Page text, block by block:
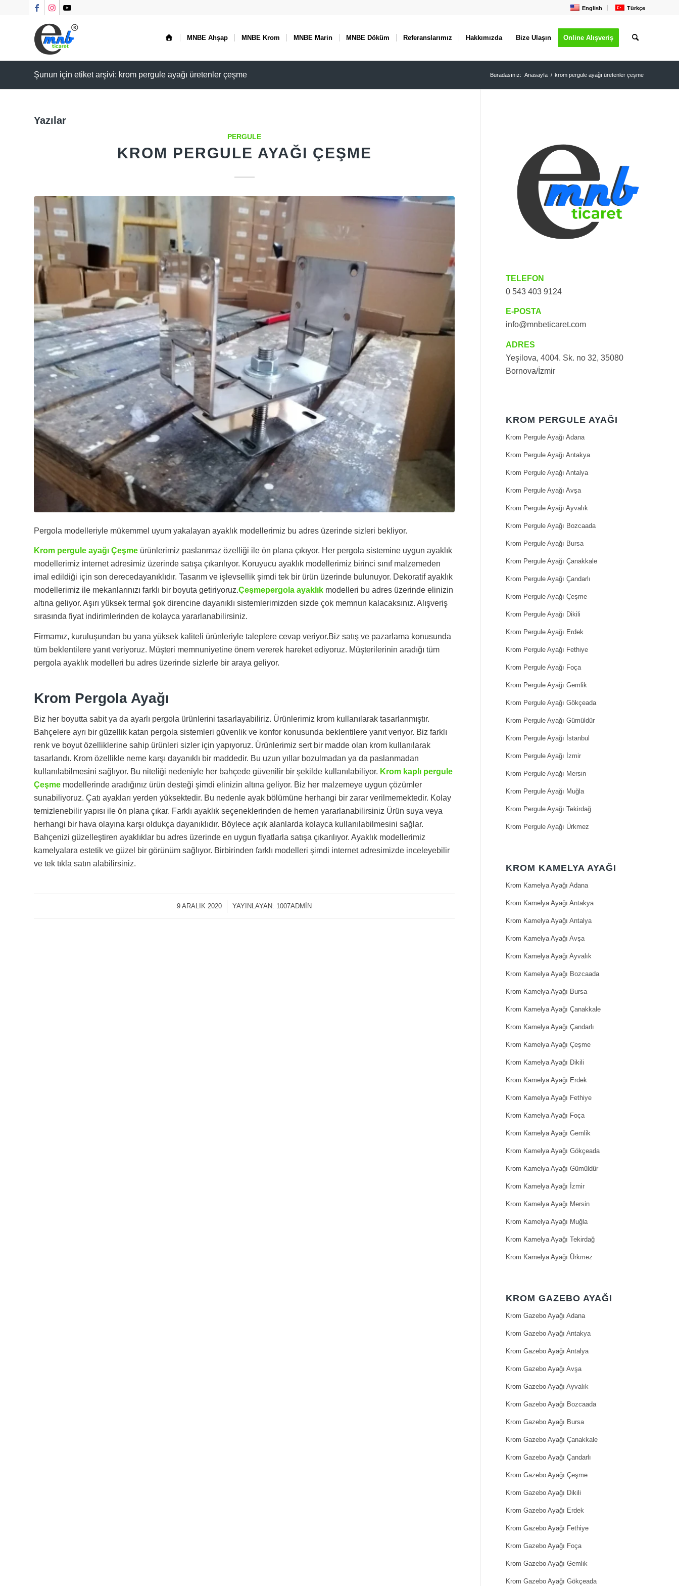
English Türkçe
MNBE Ahşap MNBE Krom MNBE Marin MNBE Döküm Referanslarımız Hakkımızda Bize Ulaşın Online Alışveriş
Şunun için etiket arşivi: krom pergule ayağı üretenler çeşme Buradasınız: Anasayfa / krom pergule ayağı üretenler çeşme
Yazılar
PERGULE
KROM PERGULE AYAĞI ÇEŞME
Pergola modelleriyle mükemmel uyum yakalayan ayaklık modellerimiz bu adres üzerinde sizleri bekliyor.
Krom pergule ayağı Çeşme ürünlerimiz paslanmaz özelliği ile ön plana çıkıyor. Her pergola sistemine uygun ayaklık
modellerimiz internet adresimiz üzerinde satışa çıkarılıyor. Koruyucu ayaklık modellerimiz birinci sınıf malzemeden
imal edildiği için son derecedayanıklıdır. Tasarım ve işlevsellik şimdi tek bir ürün üzerinde bulunuyor. Dekoratif ayaklık
modellerimiz ile mekanlarınızı farklı bir boyuta getiriyoruz.Çeşmepergola ayaklık modelleri bu adres üzerinde elinizin
altına geliyor. Aşırı yüksek termal şok direncine dayanıklı sistemlerimizden sizde çok memnun kalacaksınız. Alışveriş
sırasında fiyat indirimlerinden de kolayca yararlanabilirsiniz.
Firmamız, kuruluşundan bu yana yüksek kaliteli ürünleriyle taleplere cevap veriyor.Biz satış ve pazarlama konusunda
tüm beklentilere yanıt veriyoruz. Müşteri memnuniyetine önem vererek hareket ediyoruz. Müşterilerinin aradığı tüm
pergola ayaklık modelleri bu adres üzerinde sizlerle bir araya geliyor.
Krom Pergola Ayağı
Biz her boyutta sabit ya da ayarlı pergola ürünlerini tasarlayabiliriz. Ürünlerimiz krom kullanılarak tasarlanmıştır.
Bahçelere ayrı bir güzellik katan pergola sistemleri güvenlik ve konfor konusunda beklentilere yanıt veriyor. Biz farklı
renk ve boyut özelliklerine sahip ürünleri sizler için yapıyoruz. Ürünlerimiz sert bir madde olan krom kullanılarak
tasarlandı. Krom özellikle neme karşı dayanıklı bir maddedir. Bu uzun yıllar bozulmadan ya da paslanmadan
kullanılabilmesini sağlıyor. Bu niteliği nedeniyle her bahçede güvenilir bir şekilde kullanılabiliyor. Krom kaplı pergule
Çeşme modellerinde aradığınız ürün desteği şimdi elinizin altına geliyor. Biz her malzemeye uygun çözümler
sunabiliyoruz. Çatı ayakları yerden yüksektedir. Bu nedenle ayak bölümüne herhangi bir zarar verilmemektedir. Kolay
temizlenebilir yapısı ile ön plana çıkar. Farklı ayaklık seçeneklerinden de hemen yararlanabilirsiniz Ürün suya veya
herhangi bir hava olayına karşı oldukça dayanıklıdır. Böylece açık alanlarda kolayca kullanılabilmesini sağlar.
Bahçenizi güzelleştiren ayaklıklar bu adres üzerinde en uygun fiyatlarla satışa çıkarılıyor. Ayaklık modellerimiz
kamelyalara estetik ve güzel bir görünüm sağlıyor. Birbirinden farklı modelleri şimdi internet adresimizde inceleyebilir
ve tek tıkla satın alabilirsiniz.
9 ARALIK 2020
/ YAYINLAYAN: 1007ADMIN
TELEFON
0 543 403 9124
E-POSTA
info@mnbeticaret.com
ADRES
Yeşilova, 4004. Sk. no 32, 35080
Bornova/İzmir
KROM PERGULE AYAĞI
Krom Pergule Ayağı Adana
Krom Pergule Ayağı Antakya
Krom Pergule Ayağı Antalya
Krom Pergule Ayağı Avşa
Krom Pergule Ayağı Ayvalık
Krom Pergule Ayağı Bozcaada
Krom Pergule Ayağı Bursa
Krom Pergule Ayağı Çanakkale
Krom Pergule Ayağı Çandarlı
Krom Pergule Ayağı Çeşme
Krom Pergule Ayağı Dikili
Krom Pergule Ayağı Erdek
Krom Pergule Ayağı Fethiye
Krom Pergule Ayağı Foça
Krom Pergule Ayağı Gemlik
Krom Pergule Ayağı Gökçeada
Krom Pergule Ayağı Gümüldür
Krom Pergule Ayağı İstanbul
Krom Pergule Ayağı İzmir
Krom Pergule Ayağı Mersin
Krom Pergule Ayağı Muğla
Krom Pergule Ayağı Tekirdağ
Krom Pergule Ayağı Ürkmez
KROM KAMELYA AYAĞI
Krom Kamelya Ayağı Adana
Krom Kamelya Ayağı Antakya
Krom Kamelya Ayağı Antalya
Krom Kamelya Ayağı Avşa
Krom Kamelya Ayağı Ayvalık
Krom Kamelya Ayağı Bozcaada
Krom Kamelya Ayağı Bursa
Krom Kamelya Ayağı Çanakkale
Krom Kamelya Ayağı Çandarlı
Krom Kamelya Ayağı Çeşme
Krom Kamelya Ayağı Dikili
Krom Kamelya Ayağı Erdek
Krom Kamelya Ayağı Fethiye
Krom Kamelya Ayağı Foça
Krom Kamelya Ayağı Gemlik
Krom Kamelya Ayağı Gökçeada
Krom Kamelya Ayağı Gümüldür
Krom Kamelya Ayağı İzmir
Krom Kamelya Ayağı Mersin
Krom Kamelya Ayağı Muğla
Krom Kamelya Ayağı Tekirdağ
Krom Kamelya Ayağı Ürkmez
KROM GAZEBO AYAĞI
Krom Gazebo Ayağı Adana
Krom Gazebo Ayağı Antakya
Krom Gazebo Ayağı Antalya
Krom Gazebo Ayağı Avşa
Krom Gazebo Ayağı Ayvalık
Krom Gazebo Ayağı Bozcaada
Krom Gazebo Ayağı Bursa
Krom Gazebo Ayağı Çanakkale
Krom Gazebo Ayağı Çandarlı
Krom Gazebo Ayağı Çeşme
Krom Gazebo Ayağı Dikili
Krom Gazebo Ayağı Erdek
Krom Gazebo Ayağı Fethiye
Krom Gazebo Ayağı Foça
Krom Gazebo Ayağı Gemlik
Krom Gazebo Ayağı Gökçeada